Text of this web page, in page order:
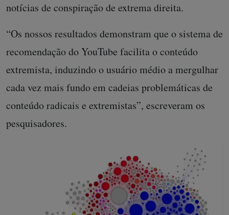
notícias de conspiração de extrema direita.
“Os nossos resultados demonstram que o sistema de
recomendação do YouTube facilita o conteúdo
extremista, induzindo o usuário médio a mergulhar
cada vez mais fundo em cadeias problemáticas de
conteúdo radicais e extremistas”, escreveram os
pesquisadores.